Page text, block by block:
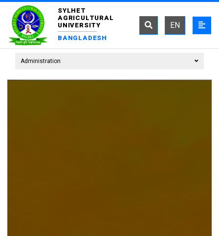
SYLHET
AGRICULTURAL
UNIVERSITY
BANGLADESH
EN
Administration